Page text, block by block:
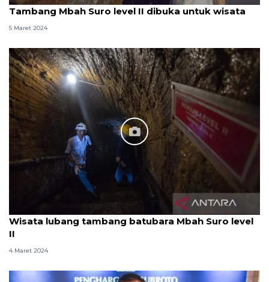
Tambang Mbah Suro level II dibuka untuk wisata
5 Maret 2024
Wisata lubang tambang batubara Mbah Suro level
II
4 Maret 2024